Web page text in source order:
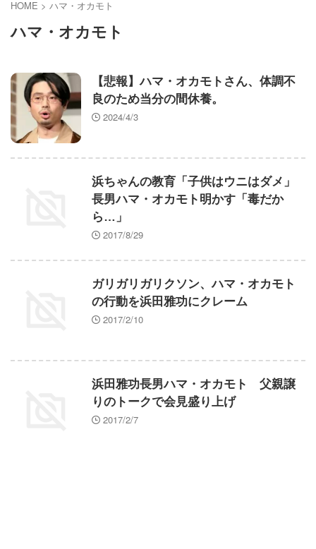
HOME > ハマ・オカモト
ハマ・オカモト
【悲報】ハマ・オカモトさん、体調不
良のため当分の間休養。
2024/4/3
浜ちゃんの教育「子供はウニはダメ」
長男ハマ・オカモト明かす「毒だか
ら…」
2017/8/29
ガリガリガリクソン、ハマ・オカモト
の行動を浜田雅功にクレーム
2017/2/10
浜田雅功長男ハマ・オカモト 父親譲
りのトークで会見盛り上げ
2017/2/7